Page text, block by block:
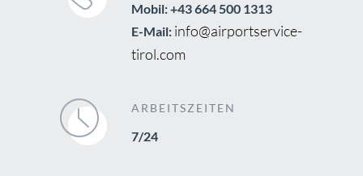
Mobil: +43 664 500 1313
E-Mail: info@airportservice-
tirol.com
ARBEITSZEITEN
7/24